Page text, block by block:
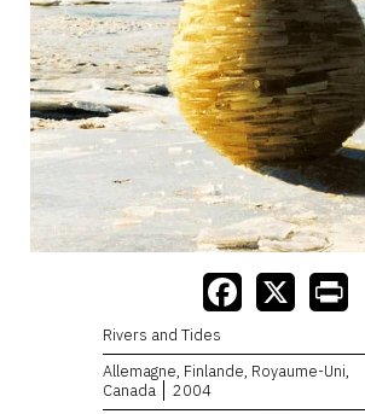
Rivers and Tides
Allemagne, Finlande, Royaume-Uni,
Canada
2004